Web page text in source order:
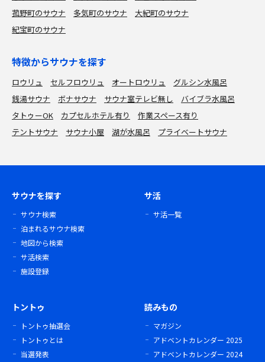
菰野町のサウナ
多気町のサウナ
大紀町のサウナ
紀宝町のサウナ
特徴からサウナを探す
ロウリュ セルフロウリュ オートロウリュ
グルシン水風呂
銭湯サウナ
ボナサウナ サウナ室テレビ無し
バイブラ水風呂
タトゥーOK
カプセルホテル有り
作業スペース有り
テントサウナ
サウナ小屋 湖が水風呂 プライベートサウナ
サウナを探す
サウナ検索
泊まれるサウナ検索
地図から検索
サ活検索
施設登録
サ活
サ活一覧
トントゥ
トントゥ抽選会
トントゥとは
当選発表
読みもの
マガジン
アドベントカレンダー 2025
アドベントカレンダー 2024